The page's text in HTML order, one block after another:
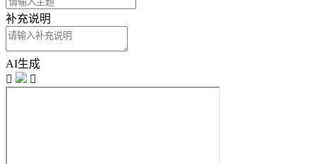
补充说明
AI生成

